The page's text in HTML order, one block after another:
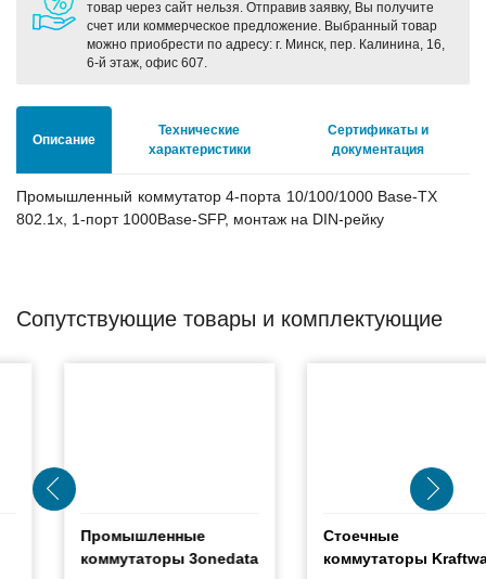
товар через сайт нельзя. Отправив заявку, Вы получите
счет или коммерческое предложение. Выбранный товар
можно приобрести по адресу: г. Минск, пер. Калинина, 16,
6-й этаж, офис 607.
Описание
Технические
характеристики
Сертификаты и
документация
Промышленный коммутатор 4-порта 10/100/1000 Base-TX
802.1x, 1-порт 1000Base-SFP, монтаж на DIN-рейку
Сопутствующие товары и комплектующие
Промышленные
коммутаторы 3onedata
Стоечные
коммутаторы Kraftway